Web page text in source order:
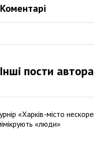
Коментарі
Інші пости автора